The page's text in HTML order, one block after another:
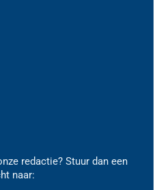
redactie? Stuur dan een
naar: